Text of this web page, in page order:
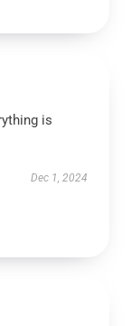
is
Dec 1, 2024